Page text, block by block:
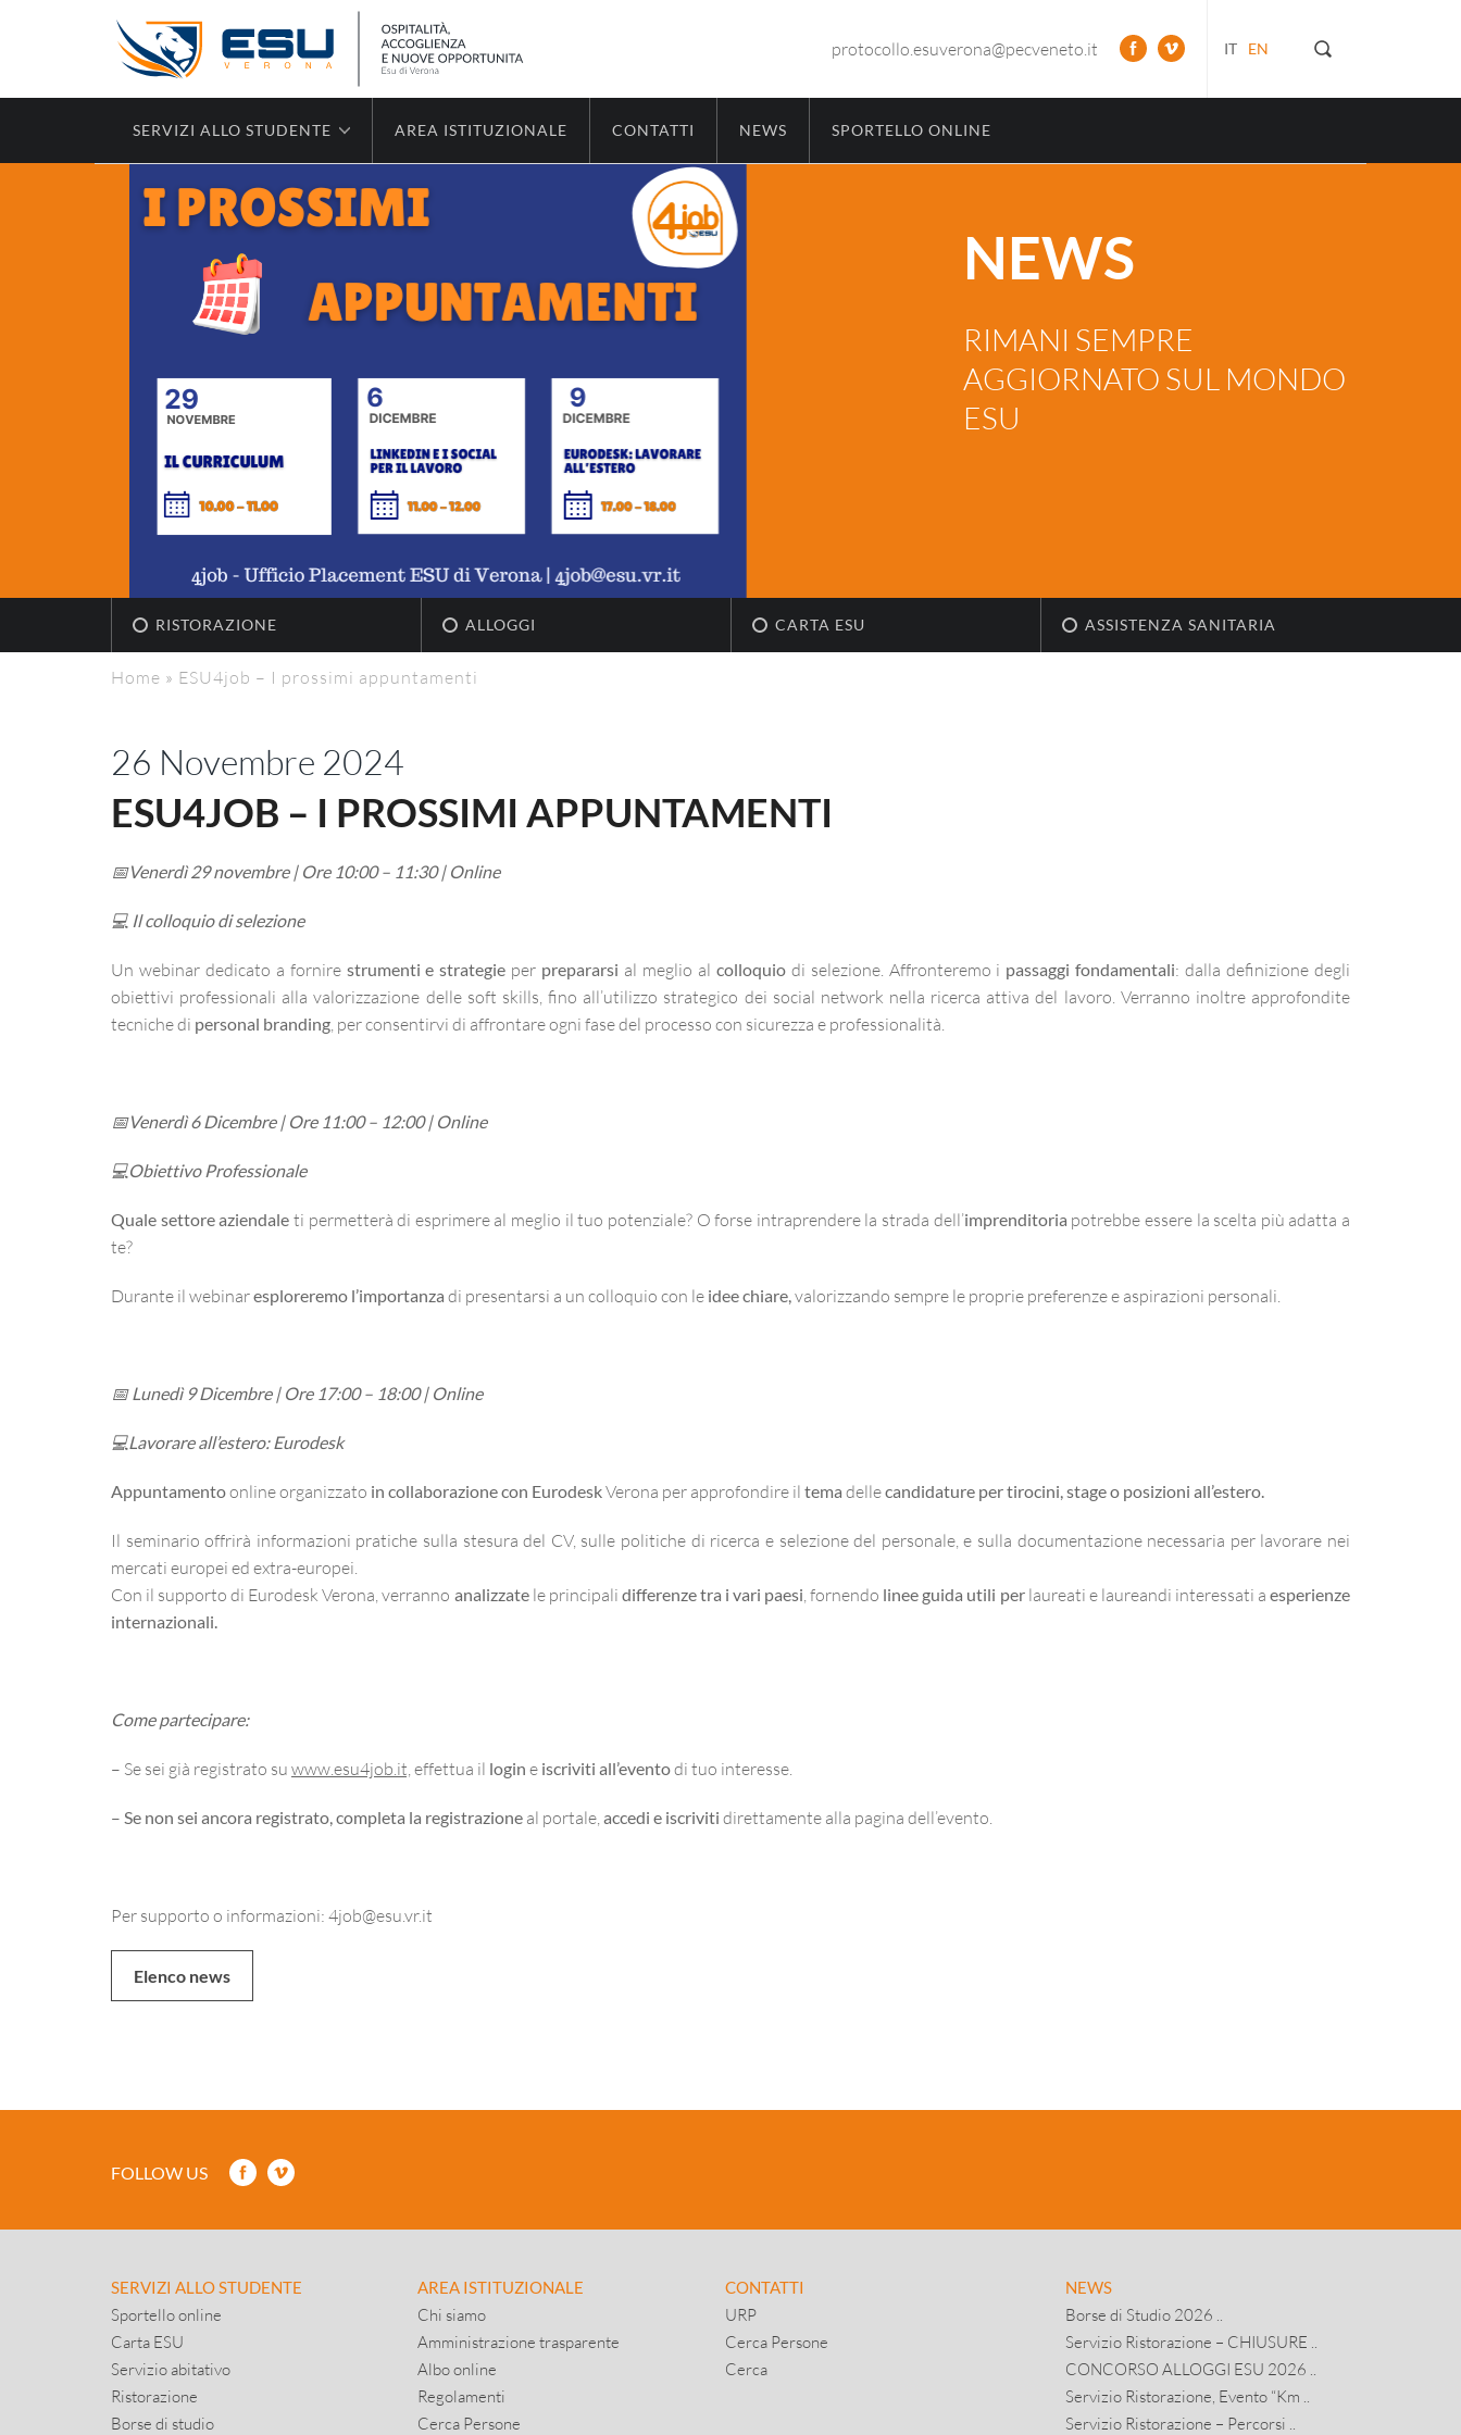
IT EN
protocollo.esuverona@pecveneto.it
SERVIZI ALLO STUDENTE AREA ISTITUZIONALE CONTATTI NEWS SPORTELLO ONLINE
NEWS
RIMANI SEMPRE
AGGIORNATO SUL MONDO
ESU
RISTORAZIONE ALLOGGI CARTA ESU ASSISTENZA SANITARIA
Home » ESU4job – I prossimi appuntamenti
26 Novembre 2024
ESU4JOB – I PROSSIMI APPUNTAMENTI
📅Venerdì 29 novembre | Ore 10:00 – 11:30 | Online
💻 Il colloquio di selezione
Un webinar dedicato a fornirestrumenti e strategie per prepararsi al meglio al colloquio di selezione. Affronteremo i passaggi fondamentali: dalla definizione degli
obiettivi professionali alla valorizzazione delle soft skills, fino all’utilizzo strategico dei social network nella ricerca attiva del lavoro. Verranno inoltre approfondite
tecniche di personal branding , per consentirvi di affrontare ogni fase del processo con sicurezza e professionalità.
📅Venerdì 6 Dicembre | Ore 11:00 – 12:00 | Online
💻Obiettivo Professionale
Quale settore aziendale ti permetterà di esprimere al meglio il tuo potenziale? O forse intraprendere la strada dell’imprenditoria potrebbe essere la scelta più adatta a
te?
Durante il webinaresploreremo l’importanza di presentarsi a un colloquio con le idee chiare,valorizzando sempre le proprie preferenze e aspirazioni personali.
📅 Lunedì 9 Dicembre | Ore 17:00 – 18:00 | Online
💻Lavorare all’estero: Eurodesk
Appuntamentoonline organizzato in collaborazione con EurodeskVerona per approfondire il tema dellecandidature per tirocini, stage o posizioni all’estero.
Il seminario offrirà informazioni pratiche sulla stesura del CV, sulle politiche di ricerca e selezione del personale, e sulla documentazione necessaria per lavorare nei
mercati europei ed extra-europei.
Con il supporto di Eurodesk Verona, verranno analizzatele principali differenze tra i vari paesi , fornendo linee guida utili perlaureati e laureandi interessati aesperienze
internazionali.
Come partecipare:
– Se sei già registrato su www.esu4job.it, effettua il login e iscriviti all’eventodi tuo interesse.
– Se non sei ancora registrato,completa la registrazione al portale, accedi e iscriviti direttamente alla pagina dell’evento.
Per supporto o informazioni: 4job@esu.vr.it
Elenco news
FOLLOW US
SERVIZI ALLO STUDENTE
Sportello online
Carta ESU
Servizio abitativo
Ristorazione
Borse di studio
AREA ISTITUZIONALE
Chi siamo
Amministrazione trasparente
Albo online
Regolamenti
Cerca Persone
CONTATTI
URP
Cerca Persone
Cerca
NEWS
Borse di Studio 2026 ..
Servizio Ristorazione – CHIUSURE ..
CONCORSO ALLOGGI ESU 2026 ..
Servizio Ristorazione, Evento “Km ..
Servizio Ristorazione – Percorsi ..